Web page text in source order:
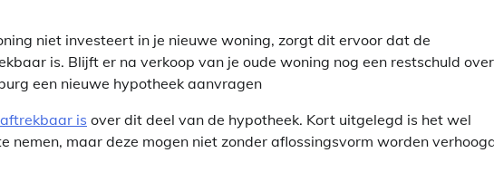
niet investeert in je nieuwe woning, zorgt dit ervoor dat de
is. Blijft er na verkoop van je oude woning nog een restschuld
een nieuwe hypotheek aanvragen
is over dit deel van de hypotheek. Kort uitgelegd is het wel
nemen, maar deze mogen niet zonder aflossingsvorm worden